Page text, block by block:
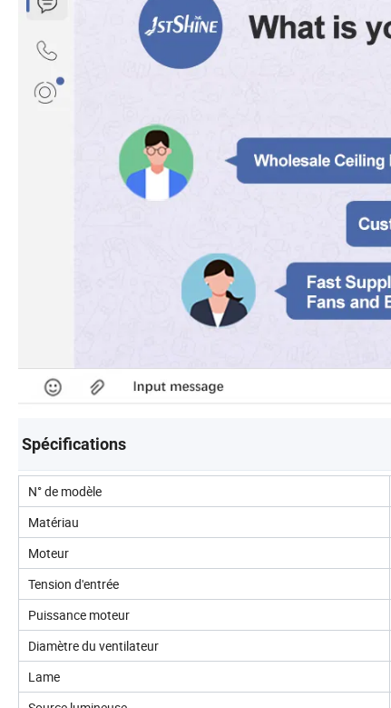
Spécifications
N° de modèle
Matériau
Moteur
Tension d'entrée
Puissance moteur
Diamètre du ventilateur
Lame